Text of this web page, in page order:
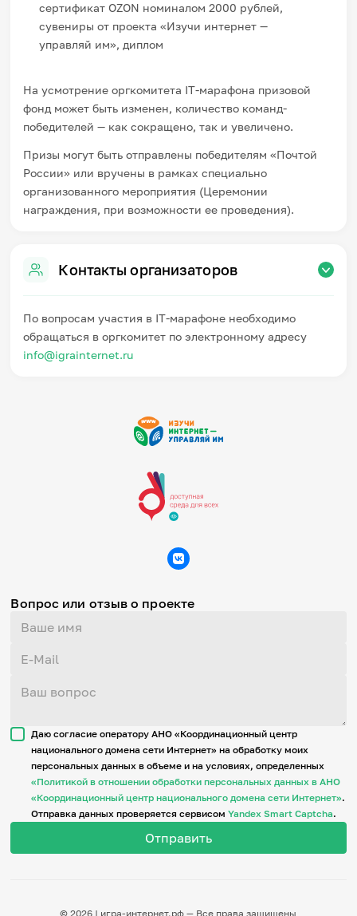
сертификат OZON номиналом 2000 рублей,
сувениры от проекта «Изучи интернет —
управляй им», диплом
На усмотрение оргкомитета IT-марафона призовой
фонд может быть изменен, количество команд-
победителей — как сокращено, так и увеличено.
Призы могут быть отправлены победителям «Почтой
России» или вручены в рамках специально
организованного мероприятия (Церемонии
награждения, при возможности ее проведения).
Контакты организаторов
По вопросам участия в IT-марафоне необходимо
обращаться в оргкомитет по электронному адресу
info@igrainternet.ru
Вопрос или отзыв о проекте
Даю согласие оператору АНО «Координационный центр
национального домена сети Интернет» на обработку моих
персональных данных в объеме и на условиях, определенных
«Политикой в отношении обработки персональных данных в АНО
«Координационный центр национального домена сети Интернет».
Отправка данных проверяется сервисомYandex Smart Captcha.
© 2026 | игра-интернет.рф — Все права защищены